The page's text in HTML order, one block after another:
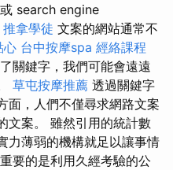
search engine
推拿學徒 文案的網站通常不
心 台中按摩spa 經絡課程
關鍵字，我們可能會遠遠
草屯按摩推薦 透過關鍵字
面，人們不僅尋求網路文案
文案。 雖然引用的統計數
力薄弱的機構就足以讓事情
要的是利用久經考驗的公